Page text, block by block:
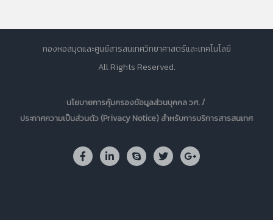
กองหอสมุดและศูนย์สารสนเทศวิทยาศาสตร์และเทคโนโลยี
All Rights Reserved.
นโยบายการคุ้มครองข้อมูลส่วนบุคคล วศ. /
ประกาศความเป็นส่วนตัว (Privacy Notice) สำหรับการบริการสารสนเทศ